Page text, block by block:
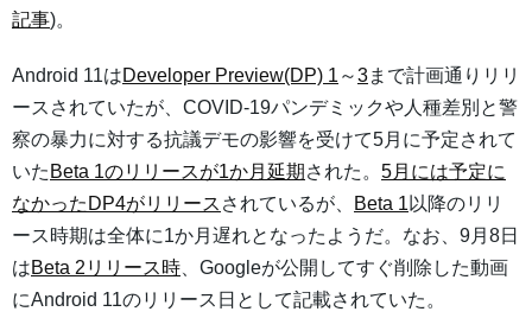
記事)。
Android 11はDeveloper Preview(DP) 1 ～3まで計画通りリリ
ースされていたが、COVID-19パンデミックや人種差別と警
察の暴力に対する抗議デモの影響を受けて5月に予定されて
いた Beta 1のリリースが1か月延期 された。 5月には予定に
なかったDP4がリリース されているが、 Beta 1 以降のリリ
ース時期は全体に1か月遅れとなったようだ。なお、9月8日
はBeta 2リリース時 、Googleが公開してすぐ削除した動画
にAndroid 11のリリース日として記載されていた。